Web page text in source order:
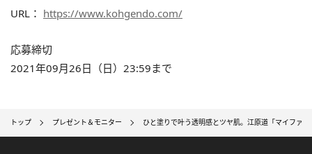
URL： https://www.kohgendo.com/
応募締切
2021年09月26日（日）23:59まで
トップ プレゼント＆モニター ひと塗りで叶う透明感とツヤ肌。江原道「マイファ